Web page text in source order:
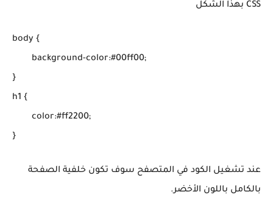
CSS بهذا الشكل
body {
}
h1 {
عند تشغيل الكود في المتصفح سوف تكون خلفية الصفحة
بالكامل باللون الأخضر.